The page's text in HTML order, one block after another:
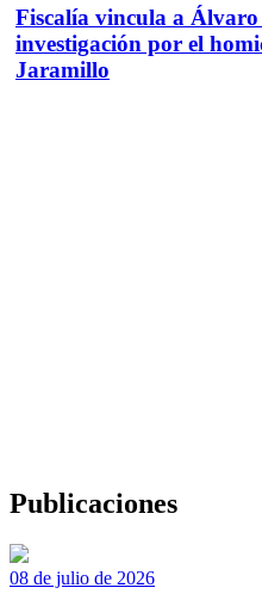
Fiscalía vincula a Álvaro
investigación por el
Jaramillo
Publicaciones
08 de julio de 2026